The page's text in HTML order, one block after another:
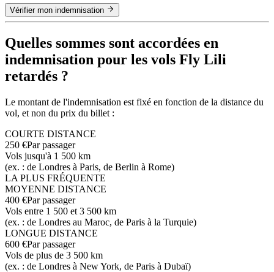
Vérifier mon indemnisation
Quelles sommes sont accordées en
indemnisation pour les vols Fly Lili
retardés ?
Le montant de l'indemnisation est fixé en fonction de la distance du
vol, et non du prix du billet :
COURTE DISTANCE
250 €Par passager
Vols jusqu'à 1 500 km
(ex. : de Londres à Paris, de Berlin à Rome)
LA PLUS FRÉQUENTE
MOYENNE DISTANCE
400 €Par passager
Vols entre 1 500 et 3 500 km
(ex. : de Londres au Maroc, de Paris à la Turquie)
LONGUE DISTANCE
600 €Par passager
Vols de plus de 3 500 km
(ex. : de Londres à New York, de Paris à Dubaï)